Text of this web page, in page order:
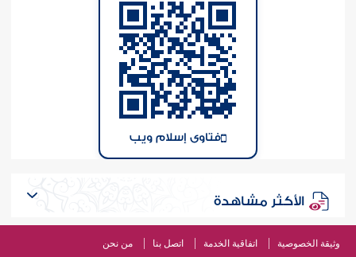
فتاوى إسلام ويب
الأكثر مشاهدة
وثيقة الخصوصية اتفاقية الخدمة اتصل بنا من نحن